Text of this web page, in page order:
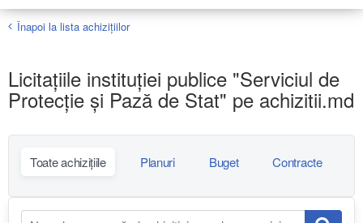
Înapoi la lista achiziţiilor
Licitațiile instituției publice "Serviciul de
Protecție și Pază de Stat" pe achizitii.md
Toate achizițiile Planuri Buget Contracte